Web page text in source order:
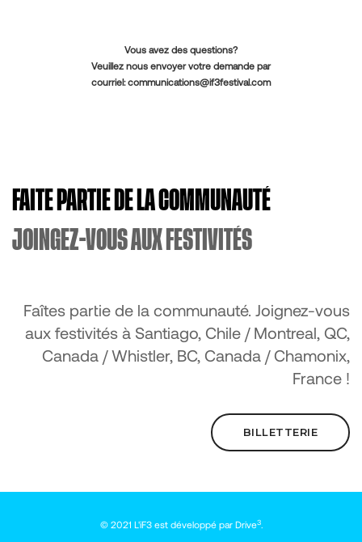
Vous avez des questions?
Veuillez nous envoyer votre demande par
courriel:communications@if3festival.com
FAITE PARTIE DE LA COMMUNAUTÉ
JOINGEZ-VOUS AUX FESTIVITÉS
Faîtes partie de la communauté. Joignez-vous
aux festivités à Santiago, Chile / Montreal, QC,
Canada / Whistler, BC, Canada / Chamonix,
France !
BILLETTERIE
© 2021 L'iF3 est développé par Drive3.